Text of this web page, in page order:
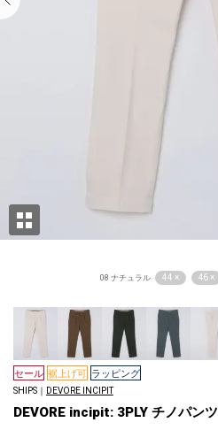
08 ナチュラル 44 × 46 ×
セール 裾上げ可 ラッピング
SHIPS｜ DEVORE INCIPIT
DEVORE incipit: 3PLY チノパンツ